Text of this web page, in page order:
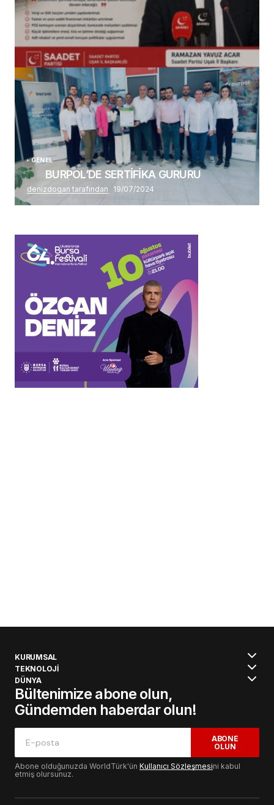
(başlıksız)
Alaattin Karahan tarafından 14/07/2026
GENEL
BURPOL’DE SERTİFİKA GURURU
denizdogan tarafından 19/07/2024
KURUMSAL
TEKNOLOJİ
DÜNYA
Bültenimize abone olun,
Gündemden haberdar olun!
ABONE
OLUN
Abone olduğunuzda WorldTürk'ün Kullanıcı Sözleşmesini kabul
etmiş olursunuz.